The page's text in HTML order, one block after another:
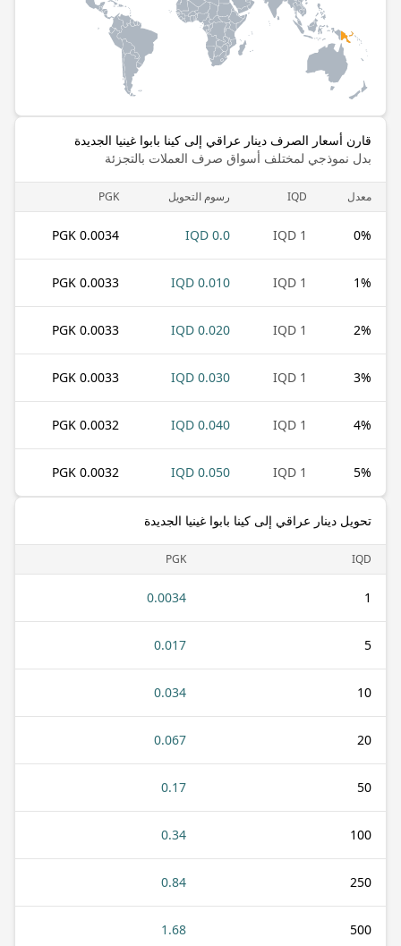
قارن أسعار الصرف دينار عراقي إلى كينا بابوا غينيا الجديدة
بدل نموذجي لمختلف أسواق صرف العملات بالتجزئة
معدل IQD رسوم التحويل PGK
0%
1 IQD
0.0 IQD
0.0034 PGK
1%
1 IQD
0.010 IQD
0.0033 PGK
2%
1 IQD
0.020 IQD
0.0033 PGK
3%
1 IQD
0.030 IQD
0.0033 PGK
4%
1 IQD
0.040 IQD
0.0032 PGK
5%
1 IQD
0.050 IQD
0.0032 PGK
تحويل دينار عراقي إلى كينا بابوا غينيا الجديدة
IQD
PGK
1
0.0034
5
0.017
10
0.034
20
0.067
50
0.17
100
0.34
250
0.84
500
1.68